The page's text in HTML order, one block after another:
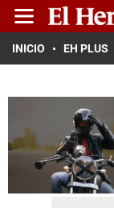
INICIO EH PLUS